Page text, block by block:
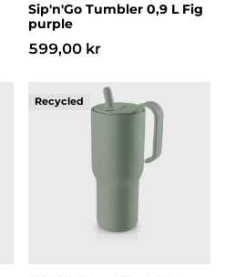
Sip'n'Go Tumbler 0,9 L Fig
purple
599,00 kr
ballerina
Sip'n'Go Tumbler 0,9 L